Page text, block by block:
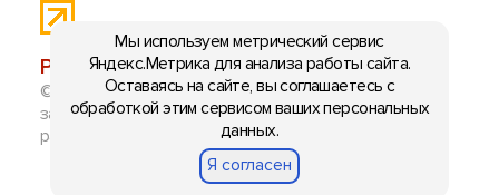
РЕКЛАМА:mobiltelefon.ru@gmail.com
© 2006-2026 mt.today \ mobiltelefon.ru. Все права
защищены. Использование материалов с сайта
разрешено при указании ссылки на данный ресурс.
Мы используем метрический сервис
Яндекс.Метрика для анализа работы сайта.
Оставаясь на сайте, вы соглашаетесь с
обработкой этим сервисом ваших персональных
данных.
Я согласен